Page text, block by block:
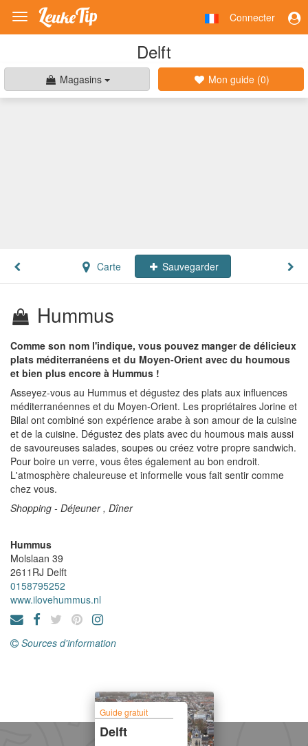
Toggle
navigation
Connecter
Delft
Magasins Mon guide (0)
Carte Sauvegarder
Hummus
Comme son nom l'indique, vous pouvez manger de délicieux
plats méditerranéens et du Moyen-Orient avec du houmous
et bien plus encore à Hummus !
Asseyez-vous au Hummus et dégustez des plats aux influences
méditerranéennes et du Moyen-Orient. Les propriétaires Jorine et
Bilal ont combiné son expérience arabe à son amour de la cuisine
et de la cuisine. Dégustez des plats avec du houmous mais aussi
de savoureuses salades, soupes ou créez votre propre sandwich.
Pour boire un verre, vous êtes également au bon endroit.
L'atmosphère chaleureuse et informelle vous fait sentir comme
chez vous.
Shopping - Déjeuner , Dîner
Hummus
Molslaan 39
2611RJ Delft
0158795252
www.ilovehummus.nl
Sources d'information
Guide gratuit
Delft